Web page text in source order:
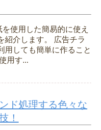
使用した簡易的に使え
紹介します。 広告チラ
用しても簡単に作ること
用す...
ド処理する色々な
！